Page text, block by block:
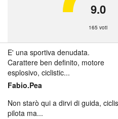
9.0
165 voti
E' una sportiva denudata.
Carattere ben definito, motore
esplosivo, ciclistic...
Fabio.Pea
Non starò qui a dirvi di guida,
pilota ma...